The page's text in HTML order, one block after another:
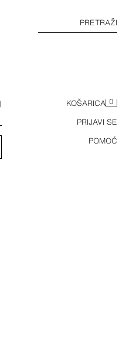
PRETRAŽI
KOŠARICA 0
PRIJAVI SE
POMOĆ